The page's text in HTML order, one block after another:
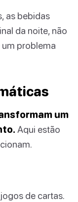
as bebidas
da noite, não
problema
um
Aqui estão
de cartas.